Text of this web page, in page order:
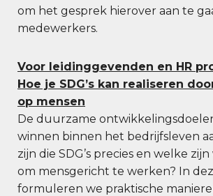
om het gesprek hierover aan te
medewerkers.
Voor leidinggevenden en HR
Hoe je SDG’s kan realiseren
op mensen
De duurzame
winnen binnen het bedrijfsleven
zijn die SDG’s precies en welke
om mensgericht te werken? In
formuleren we praktische